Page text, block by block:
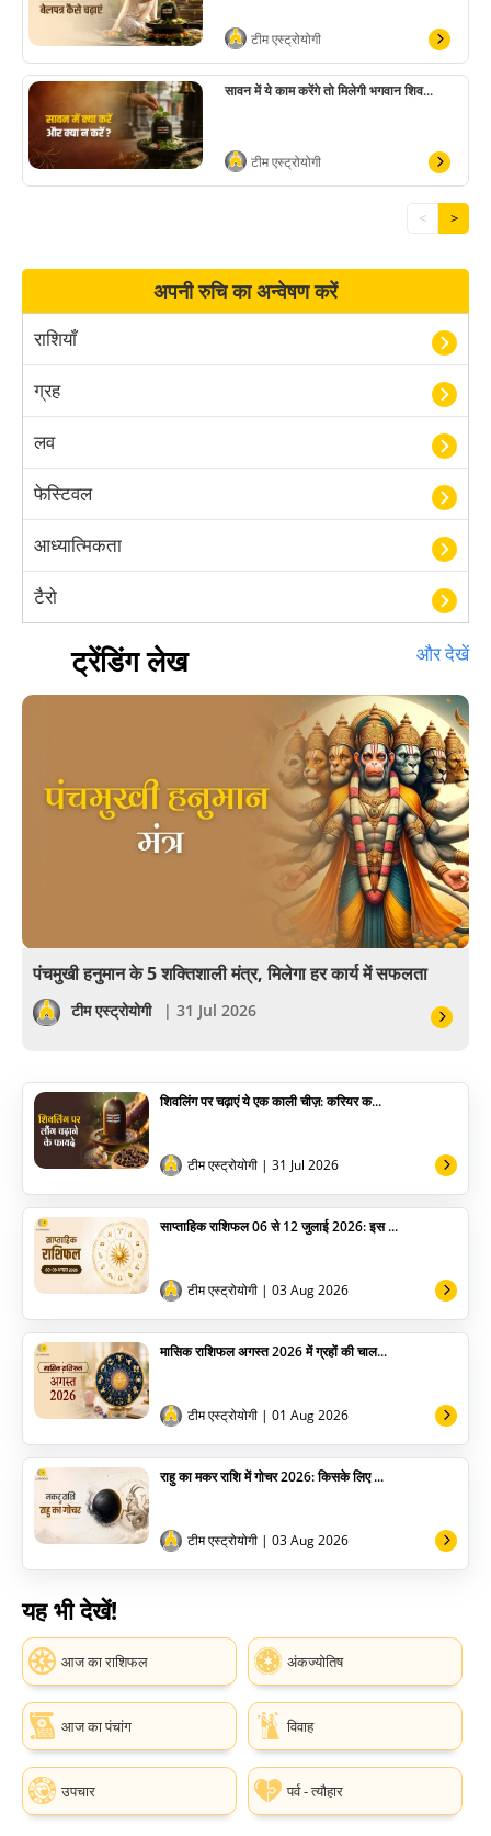
टीम एस्ट्रोयोगी
सावन में ये काम करेंगे तो मिलेगी भगवान शिव...
टीम एस्ट्रोयोगी
< >
अपनी रुचि का अन्वेषण करें
राशियाँ
ग्रह
लव
फेस्टिवल
आध्यात्मिकता
टैरो
हस्तरेखा शास्त्र
बॉलीवुड
खेल
सेलिब्रिटी
योग
अन्य
ट्रेंडिंग लेख और देखें
पंचमुखी हनुमान के 5 शक्तिशाली मंत्र, मिलेगा हर कार्य में सफलता
टीम एस्ट्रोयोगी | 31 Jul 2026
शिवलिंग पर चढ़ाएं ये एक काली चीज़: करियर क...
टीम एस्ट्रोयोगी | 31 Jul 2026
साप्ताहिक राशिफल 06 से 12 जुलाई 2026: इस ...
टीम एस्ट्रोयोगी | 03 Aug 2026
मासिक राशिफल अगस्त 2026 में ग्रहों की चाल...
टीम एस्ट्रोयोगी | 01 Aug 2026
राहु का मकर राशि में गोचर 2026: किसके लिए ...
टीम एस्ट्रोयोगी | 03 Aug 2026
यह भी देखें!
आज का राशिफल अंकज्योतिष
आज का पंचांग विवाह
उपचार पर्व - त्यौहार